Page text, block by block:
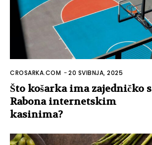
CROSARKA.COM -20 SVIBNJA, 2025
Što košarka ima zajedničko s
Rabona internetskim
kasinima?